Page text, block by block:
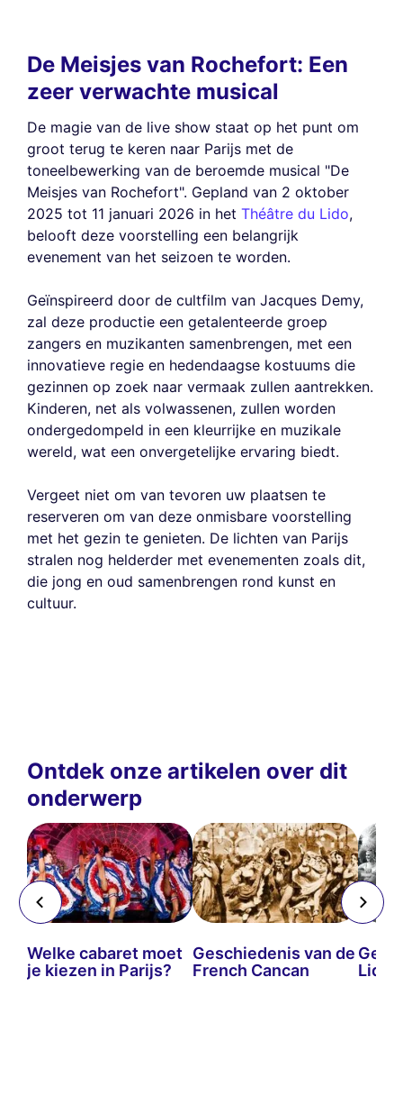
De Meisjes van Rochefort: Een
zeer verwachte musical
De magie van de live show staat op het punt om
groot terug te keren naar Parijs met de
toneelbewerking van de beroemde musical "De
Meisjes van Rochefort". Gepland van 2 oktober
2025 tot 11 januari 2026 in het Théâtre du Lido,
belooft deze voorstelling een belangrijk
evenement van het seizoen te worden.
Geïnspireerd door de cultfilm van Jacques Demy,
zal deze productie een getalenteerde groep
zangers en muzikanten samenbrengen, met een
innovatieve regie en hedendaagse kostuums die
gezinnen op zoek naar vermaak zullen aantrekken.
Kinderen, net als volwassenen, zullen worden
ondergedompeld in een kleurrijke en muzikale
wereld, wat een onvergetelijke ervaring biedt.
Vergeet niet om van tevoren uw plaatsen te
reserveren om van deze onmisbare voorstelling
met het gezin te genieten. De lichten van Parijs
stralen nog helderder met evenementen zoals dit,
die jong en oud samenbrengen rond kunst en
cultuur.
Ontdek onze artikelen over dit
onderwerp
Welke cabaret moet
je kiezen in Parijs?
Geschiedenis van de
French Cancan
Lido